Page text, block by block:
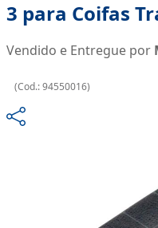
3 para Coifas
Vendido e Entregue por
(Cod.:94550016)